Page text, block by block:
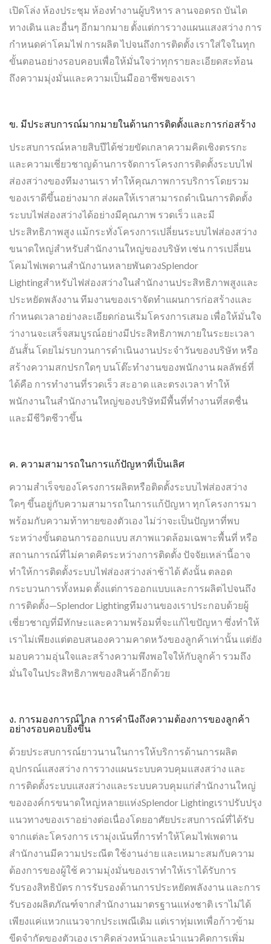
เปิดโล่ง ห้องประชุม ห้องทำงานผู้บริหาร ลานจอดรถ บันได
ทางเดิน และอื่นๆ อีกมากมาย ตั้งแต่การวางแผนแสงสว่าง การ
กำหนดค่าโคมไฟ การผลิต ไปจนถึงการติดตั้ง เราใส่ใจในทุก
ขั้นตอนอย่างรอบคอบเพื่อให้มั่นใจว่าทุกรายละเอียดสะท้อน
ถึงความมุ่งมั่นและความเป็นมืออาชีพของเรา
ข. มีประสบการณ์มากมายในด้านการติดตั้งและการก่อสร้าง
ประสบการณ์หลายสิบปีได้ช่วยขัดเกลาความคิดเชิงตรรกะ
และความเชี่ยวชาญด้านการจัดการโครงการติดตั้งระบบไฟ
ส่องสว่างของทีมงานเรา ทำให้คุณภาพการบริการโดยรวม
ของเราดีขึ้นอย่างมาก ส่งผลให้เราสามารถดำเนินการติดตั้ง
ระบบไฟส่องสว่างได้อย่างมีคุณภาพ รวดเร็ว และมี
ประสิทธิภาพสูง แม้กระทั่งโครงการเปลี่ยนระบบไฟส่องสว่าง
ขนาดใหญ่สำหรับสำนักงานใหญ่ของบริษัท เช่น การเปลี่ยน
โคมไฟเพดานสำนักงานหลายพันดวงSplendor
Lightingสำหรับไฟส่องสว่างในสำนักงานประสิทธิภาพสูงและ
ประหยัดพลังงาน ทีมงานของเราจัดทำแผนการก่อสร้างและ
กำหนดเวลาอย่างละเอียดก่อนเริ่มโครงการเสมอ เพื่อให้มั่นใจ
ว่างานจะเสร็จสมบูรณ์อย่างมีประสิทธิภาพภายในระยะเวลา
อันสั้น โดยไม่รบกวนการดำเนินงานประจำวันของบริษัท หรือ
สร้างความสกปรกใดๆ บนโต๊ะทำงานของพนักงาน ผลลัพธ์ที่
ได้คือ การทำงานที่รวดเร็ว สะอาด และตรงเวลา ทำให้
พนักงานในสำนักงานใหญ่ของบริษัทมีพื้นที่ทำงานที่สดชื่น
และมีชีวิตชีวาขึ้น
ค. ความสามารถในการแก้ปัญหาที่เป็นเลิศ
ความสำเร็จของโครงการผลิตหรือติดตั้งระบบไฟส่องสว่าง
ใดๆ ขึ้นอยู่กับความสามารถในการแก้ปัญหา ทุกโครงการมา
พร้อมกับความท้าทายของตัวเอง ไม่ว่าจะเป็นปัญหาที่พบ
ระหว่างขั้นตอนการออกแบบ สภาพแวดล้อมเฉพาะพื้นที่ หรือ
สถานการณ์ที่ไม่คาดคิดระหว่างการติดตั้ง ปัจจัยเหล่านี้อาจ
ทำให้การติดตั้งระบบไฟส่องสว่างล่าช้าได้ ดังนั้น ตลอด
กระบวนการทั้งหมด ตั้งแต่การออกแบบและการผลิตไปจนถึง
การติดตั้ง—Splendor Lightingทีมงานของเราประกอบด้วยผู้
เชี่ยวชาญที่มีทักษะและความพร้อมที่จะแก้ไขปัญหา ซึ่งทำให้
เราไม่เพียงแต่ตอบสนองความคาดหวังของลูกค้าเท่านั้น แต่ยัง
มอบความอุ่นใจและสร้างความพึงพอใจให้กับลูกค้า รวมถึง
มั่นใจในประสิทธิภาพของสินค้าอีกด้วย
ง. การมองการณ์ไกล การคำนึงถึงความต้องการของลูกค้า
อย่างรอบคอบยิ่งขึ้น
ด้วยประสบการณ์ยาวนานในการให้บริการด้านการผลิต
อุปกรณ์แสงสว่าง การวางแผนระบบควบคุมแสงสว่าง และ
การติดตั้งระบบแสงสว่างและระบบควบคุมแก่สำนักงานใหญ่
ขององค์กรขนาดใหญ่หลายแห่งSplendor Lightingเราปรับปรุง
แนวทางของเราอย่างต่อเนื่องโดยอาศัยประสบการณ์ที่ได้รับ
จากแต่ละโครงการ เรามุ่งเน้นที่การทำให้โคมไฟเพดาน
สำนักงานมีความประณีต ใช้งานง่าย และเหมาะสมกับความ
ต้องการของผู้ใช้ ความมุ่งมั่นของเราทำให้เราได้รับการ
รับรองสิทธิบัตร การรับรองด้านการประหยัดพลังงาน และการ
รับรองผลิตภัณฑ์จากสำนักงานมาตรฐานแห่งชาติ เราไม่ได้
เพียงแค่แหวกแนวจากประเพณีเดิม แต่เราทุ่มเทเพื่อก้าวข้าม
ขีดจำกัดของตัวเอง เราคิดล่วงหน้าและนำแนวคิดการเพิ่ม